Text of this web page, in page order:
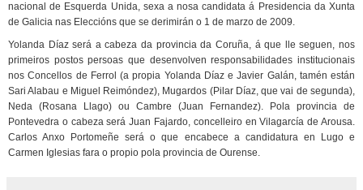
nacional de Esquerda Unida, sexa a nosa candidata á Presidencia da Xunta
de Galicia nas Eleccións que se derimirán o 1 de marzo de 2009.
Yolanda Díaz será a cabeza da provincia da Coruña, á que lle seguen, nos
primeiros postos persoas que desenvolven responsabilidades institucionais
nos Concellos de Ferrol (a propia Yolanda Díaz e Javier Galán, tamén están
Sari Alabau e Miguel Reimóndez), Mugardos (Pilar Díaz, que vai de segunda),
Neda (Rosana Llago) ou Cambre (Juan Fernandez). Pola provincia de
Pontevedra o cabeza será Juan Fajardo, concelleiro en Vilagarcía de Arousa.
Carlos Anxo Portomeñe será o que encabece a candidatura en Lugo e
Carmen Iglesias fara o propio pola provincia de Ourense.